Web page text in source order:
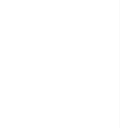
en
services